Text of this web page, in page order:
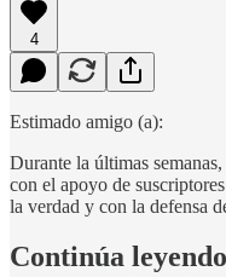
4
Estimado amigo (a):
Durante la últimas semanas,
con el apoyo de
la verdad y con la defensa
Continúa